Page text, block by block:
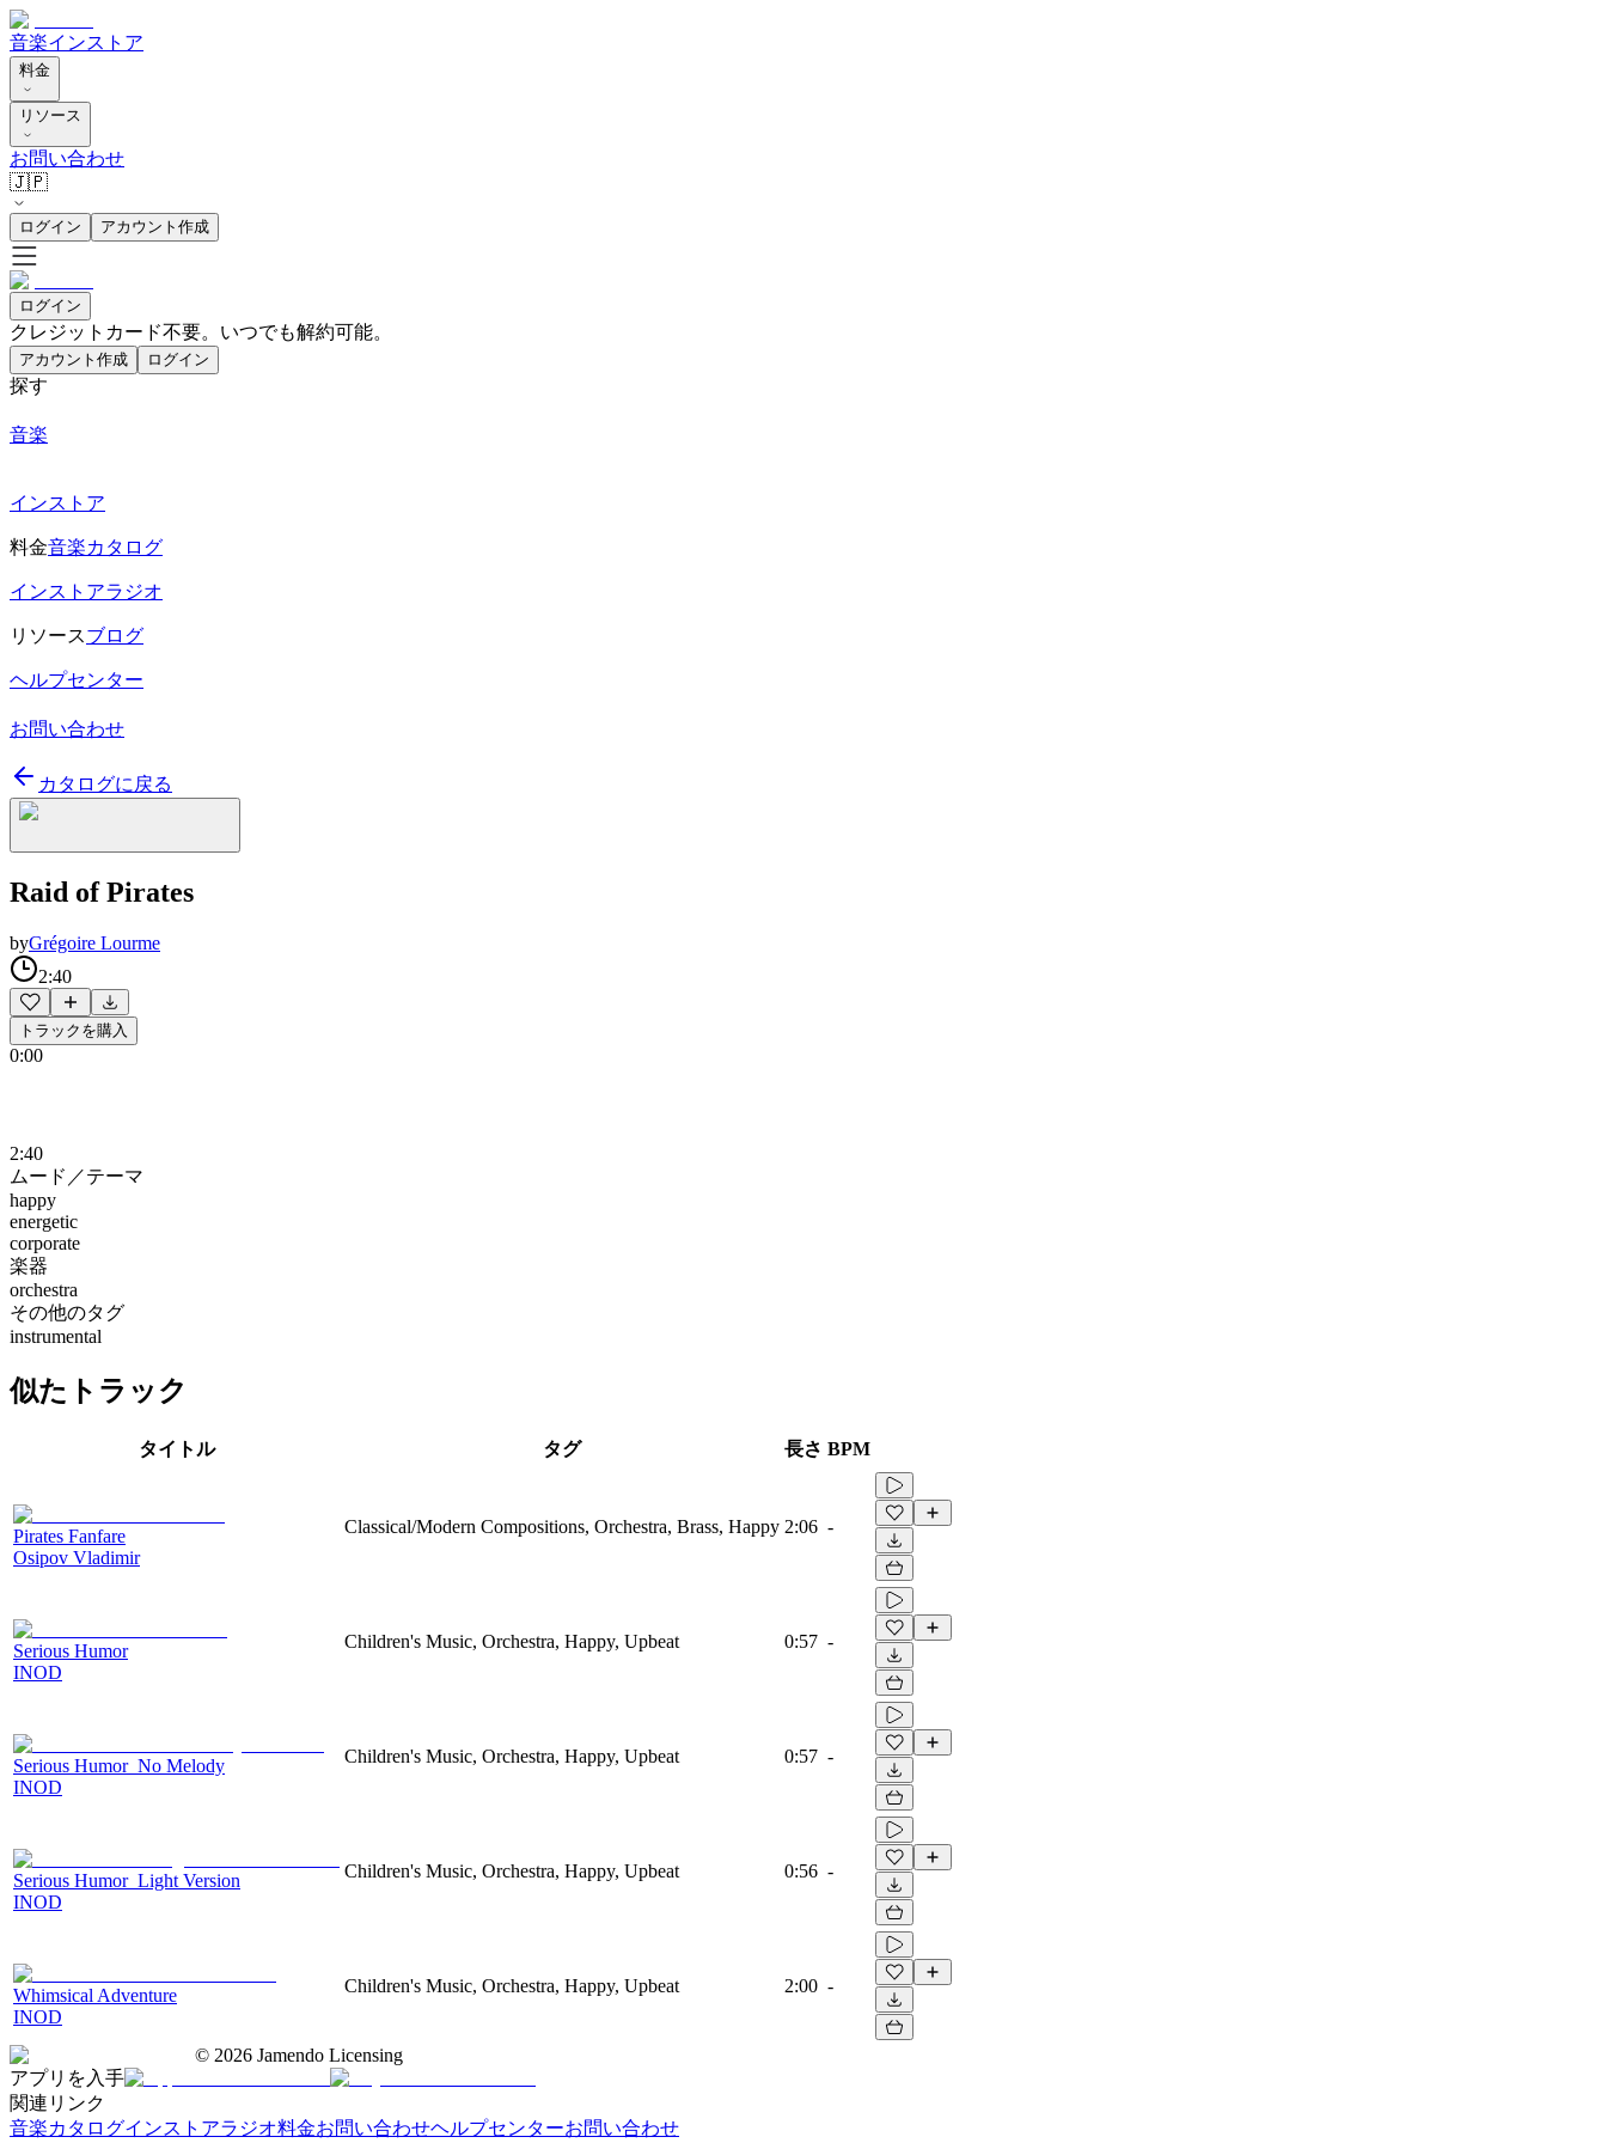
音楽インストア
料金
リソース
お問い合わせ
🇯🇵
ログイン アカウント作成
ログイン
クレジットカード不要。いつでも解約可能。
アカウント作成 ログイン
探す
音楽
インストア
料金音楽カタログ
インストアラジオ
リソースブログ
ヘルプセンター
お問い合わせ
カタログに戻る
Raid of Pirates
byGrégoire Lourme
2:40
トラックを購入
0:00
2:40
ムード／テーマ
happy
energetic
corporate
楽器
orchestra
その他のタグ
instrumental
似たトラック
タイトル タグ 長さ BPM
Pirates Fanfare
Osipov Vladimir
Classical/Modern Compositions, Orchestra, Brass, Happy 2:06 -
Serious Humor
INOD
Children's Music, Orchestra, Happy, Upbeat 0:57 -
Serious Humor_No Melody
INOD
Children's Music, Orchestra, Happy, Upbeat 0:57 -
Serious Humor_Light Version
INOD
Children's Music, Orchestra, Happy, Upbeat 0:56 -
Whimsical Adventure
INOD
Children's Music, Orchestra, Happy, Upbeat 2:00 -
© 2026 Jamendo Licensing
アプリを入手
関連リンク
音楽カタログインストアラジオ料金お問い合わせヘルプセンターお問い合わせ